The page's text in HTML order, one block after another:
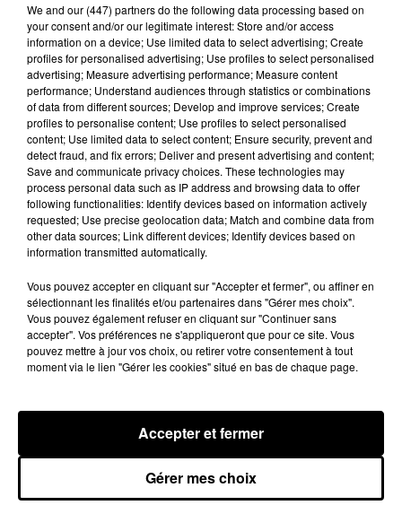
7 août 2026
Brent Faiyaz a le cœur brisé dans son
nouveau clip
7 août 2026
Rihanna de retour en studio ? A$AP
Rocky relance l'espoir des fans
7 août 2026
Tayc et Didi B dévoilent le single le plus
Franglish et Keblack dévoilent une
We and our (447) partnersdo the following data processing based on
your consent and/or our legitimate interest: Store and/or access
information on a device; Use limited data to select advertising; Create
profiles for personalised advertising; Use profiles to select personalised
advertising; Measure advertising performance; Measure content
performance; Understand audiences through statistics or combinations
of data from different sources; Develop and improve services; Create
profiles to personalise content; Use profiles to select personalised
content; Use limited data to select content; Ensure security, prevent and
detect fraud, and fix errors; Deliver and present advertising and content;
Save and communicate privacy choices. These technologies may
process personal data such as IP address and browsing data to offer
following functionalities: Identify devices based on information actively
requested; Use precise geolocation data; Match and combine data from
other data sources; Link different devices; Identify devices based on
information transmitted automatically.
Vous pouvez accepter en cliquant sur "Accepter et fermer", ou affiner en
sélectionnant les finalités et/ou partenaires dans "Gérer mes choix".
Vous pouvez également refuser en cliquant sur "Continuer sans
accepter". Vos préférences ne s'appliqueront que pour ce site. Vous
pouvez mettre à jour vos choix, ou retirer votre consentement à tout
moment via le lien "Gérer les cookies" situé en bas de chaque page.
Gérer mes choix
Accepter et fermer